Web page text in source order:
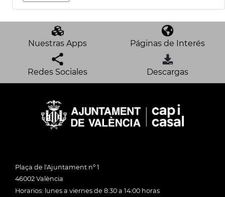
Nuestras Apps Páginas de Interés
Redes Sociales Descargas
Plaça de l'Ajuntament nº 1
46002 València
Horarios: lunes a viernes de 8:30 a 14:00 horas